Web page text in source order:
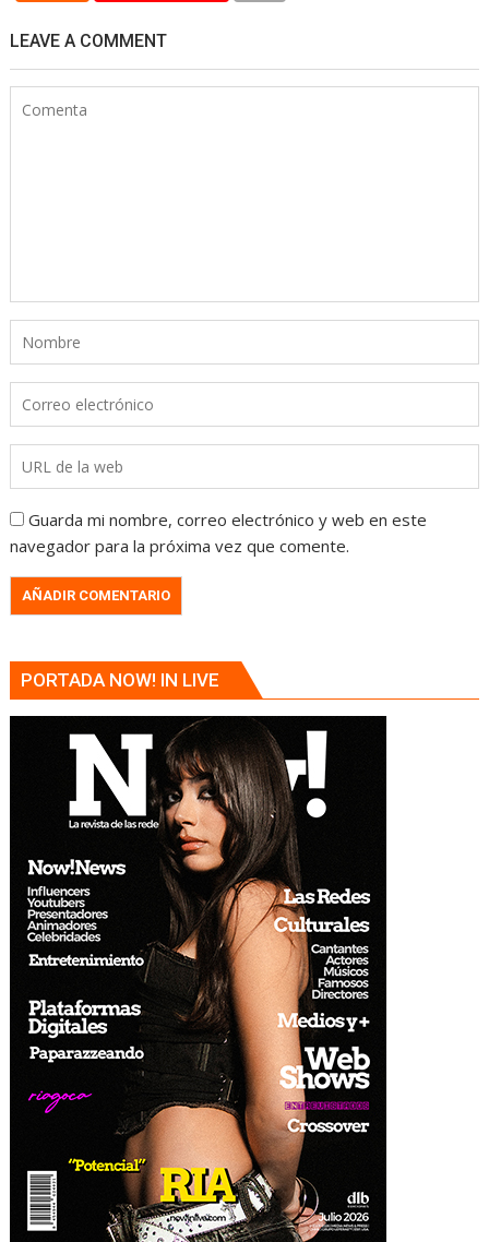
LEAVE A COMMENT
Guarda mi nombre, correo electrónico y web en este
navegador para la próxima vez que comente.
PORTADA NOW! IN LIVE